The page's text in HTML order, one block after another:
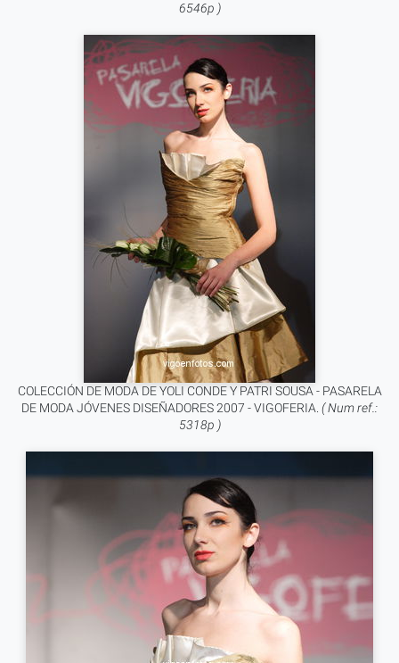
6546p )
COLECCIÓN DE MODA DE YOLI CONDE Y PATRI SOUSA - PASARELA
DE MODA JÓVENES DISEÑADORES 2007 - VIGOFERIA. ( Num ref.:
5318p )